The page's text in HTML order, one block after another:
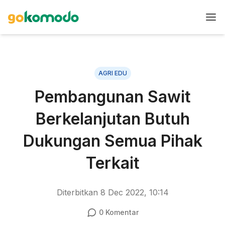
AGRI EDU
Pembangunan Sawit
Berkelanjutan Butuh
Dukungan Semua Pihak
Terkait
Diterbitkan 8 Dec 2022, 10:14
0Komentar